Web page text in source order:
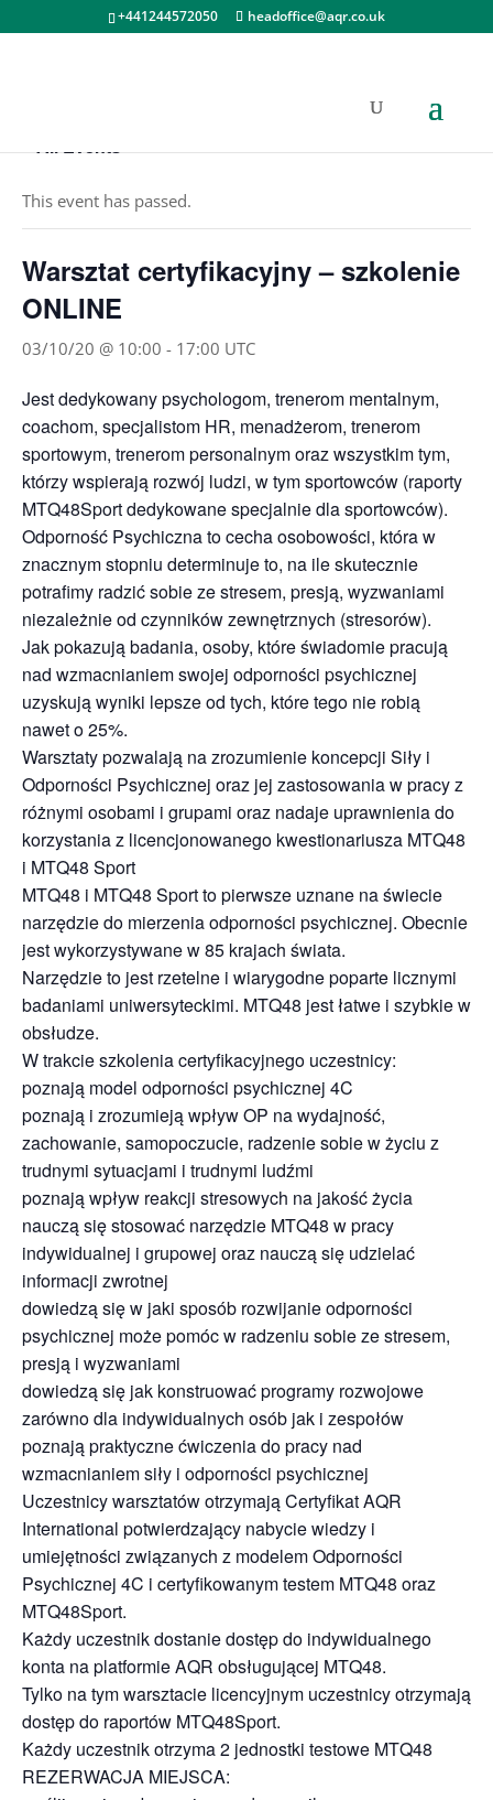
+441244572050 headoffice@aqr.co.uk
« All Events
This event has passed.
Warsztat certyfikacyjny – szkolenie
ONLINE
03/10/20 @ 10:00 - 17:00 UTC
Jest dedykowany psychologom, trenerom mentalnym,
coachom, specjalistom HR, menadżerom, trenerom
sportowym, trenerom personalnym oraz wszystkim tym,
którzy wspierają rozwój ludzi, w tym sportowców (raporty
MTQ48Sport dedykowane specjalnie dla sportowców).
Odporność Psychiczna to cecha osobowości, która w
znacznym stopniu determinuje to, na ile skutecznie
potrafimy radzić sobie ze stresem, presją, wyzwaniami
niezależnie od czynników zewnętrznych (stresorów).
Jak pokazują badania, osoby, które świadomie pracują
nad wzmacnianiem swojej odporności psychicznej
uzyskują wyniki lepsze od tych, które tego nie robią
nawet o 25%.
Warsztaty pozwalają na zrozumienie koncepcji Siły i
Odporności Psychicznej oraz jej zastosowania w pracy z
różnymi osobami i grupami oraz nadaje uprawnienia do
korzystania z licencjonowanego kwestionariusza MTQ48
i MTQ48 Sport
MTQ48 i MTQ48 Sport to pierwsze uznane na świecie
narzędzie do mierzenia odporności psychicznej. Obecnie
jest wykorzystywane w 85 krajach świata.
Narzędzie to jest rzetelne i wiarygodne poparte licznymi
badaniami uniwersyteckimi. MTQ48 jest łatwe i szybkie w
obsłudze.
W trakcie szkolenia certyfikacyjnego uczestnicy:
poznają model odporności psychicznej 4C
poznają i zrozumieją wpływ OP na wydajność,
zachowanie, samopoczucie, radzenie sobie w życiu z
trudnymi sytuacjami i trudnymi ludźmi
poznają wpływ reakcji stresowych na jakość życia
nauczą się stosować narzędzie MTQ48 w pracy
indywidualnej i grupowej oraz nauczą się udzielać
informacji zwrotnej
dowiedzą się w jaki sposób rozwijanie odporności
psychicznej może pomóc w radzeniu sobie ze stresem,
presją i wyzwaniami
dowiedzą się jak konstruować programy rozwojowe
zarówno dla indywidualnych osób jak i zespołów
poznają praktyczne ćwiczenia do pracy nad
wzmacnianiem siły i odporności psychicznej
Uczestnicy warsztatów otrzymają Certyfikat AQR
International potwierdzający nabycie wiedzy i
umiejętności związanych z modelem Odporności
Psychicznej 4C i certyfikowanym testem MTQ48 oraz
MTQ48Sport.
Każdy uczestnik dostanie dostęp do indywidualnego
konta na platformie AQR obsługującej MTQ48.
Tylko na tym warsztacie licencyjnym uczestnicy otrzymają
dostęp do raportów MTQ48Sport.
Każdy uczestnik otrzyma 2 jednostki testowe MTQ48
REZERWACJA MIEJSCA: